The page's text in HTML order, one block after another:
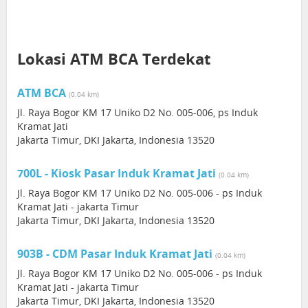
Lokasi ATM BCA Terdekat
ATM BCA (0.04 km)
Jl. Raya Bogor KM 17 Uniko D2 No. 005-006, ps Induk
Kramat Jati
Jakarta Timur, DKI Jakarta, Indonesia 13520
700L - Kiosk Pasar Induk Kramat Jati (0.04 km)
Jl. Raya Bogor KM 17 Uniko D2 No. 005-006 - ps Induk
Kramat Jati - jakarta Timur
Jakarta Timur, DKI Jakarta, Indonesia 13520
903B - CDM Pasar Induk Kramat Jati (0.04 km)
Jl. Raya Bogor KM 17 Uniko D2 No. 005-006 - ps Induk
Kramat Jati - jakarta Timur
Jakarta Timur, DKI Jakarta, Indonesia 13520